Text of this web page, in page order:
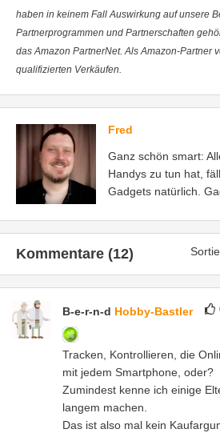
haben in keinem Fall Auswirkung auf unsere
Partnerprogrammen und Partnerschaften
das Amazon PartnerNet. Als Amazon-Partner
qualifizierten Verkäufen.
Fred
Ganz schön smart:
Handys zu tun hat,
Gadgets natürlich.
Kommentare (12)
B-e-r-n-d Hobby-Bastler
Tracken, Kontrollieren, die
mit jedem Smartphone, oder?
Zumindest kenne ich einige
langem machen.
Das ist also mal kein